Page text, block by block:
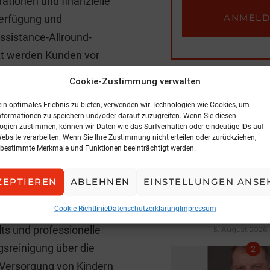
Cookie-Zustimmung verwalten
optimales Erlebnis zu bieten, verwenden wir Technologien wie Cookies, um
zu speichern und/oder darauf zuzugreifen. Wenn Sie diesen
zustimmen, können wir Daten wie das Surfverhalten oder eindeutige IDs auf
verarbeiten. Wenn Sie Ihre Zustimmung nicht erteilen oder zurückziehen,
Merkmale und Funktionen beeinträchtigt werden.
ABLEHNEN EINSTELLUNGEN
Cookie-RichtlinieDatenschutzerklärungImpressum
und
Allround-
werden Kunden vor
kann
oftmals
Kunden in
Die MyAssist
und
Mag. Michael Inthaler,
und professionelle
über die
von Kindern
Expansion in
5. August 2026,